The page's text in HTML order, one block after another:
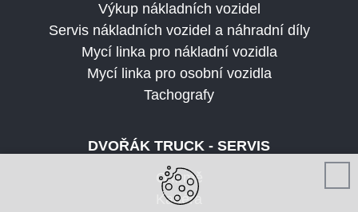
Výkup nákladních vozidel
Servis nákladních vozidel a náhradní díly
Mycí linka pro nákladní vozidla
Mycí linka pro osobní vozidla
Tachografy
DVOŘÁK TRUCK - SERVIS
O firmě
Kariéra